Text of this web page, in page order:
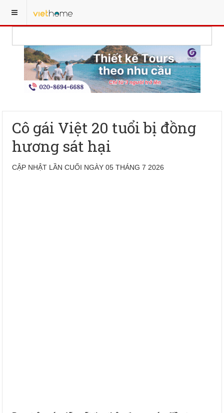
Cô gái Việt 20 tuổi bị đồng
hương sát hại
CẬP NHẬT LẦN CUỐI NGÀY 05 THÁNG 7 2026